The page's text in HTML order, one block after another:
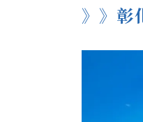
》》彰